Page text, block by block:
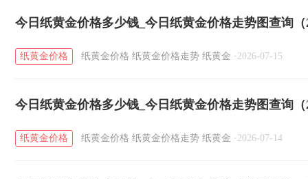
今日纸黄金价格多少钱_今日纸黄金价格走势图查询（
纸黄金价格 纸黄金价格 纸黄金价格走势 纸黄金 · 2026-07-15
今日纸黄金价格多少钱_今日纸黄金价格走势图查询（
纸黄金价格 纸黄金价格 纸黄金价格走势 纸黄金 · 2026-07-14